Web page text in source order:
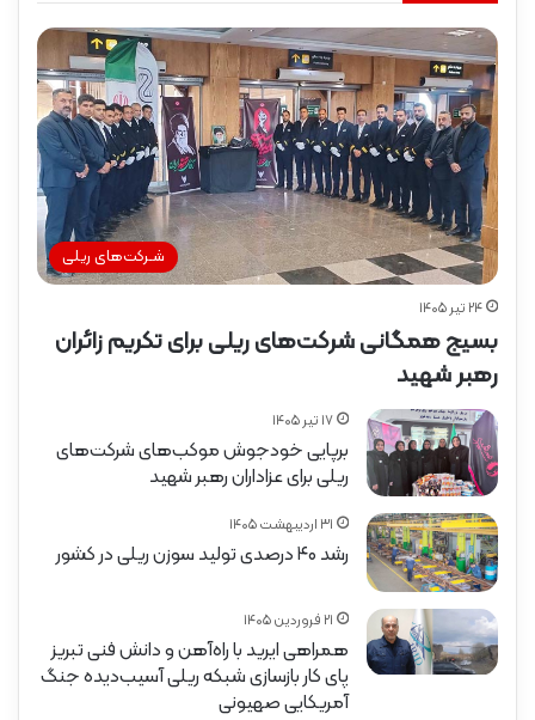
شـرکت‌های ریلی
۲۴ تیر ۱۴۰۵
بسیج همگانی شرکت‌های ریلی برای تکریم زائران
رهبر شهید
۱۷ تیر ۱۴۰۵
برپایی خودجوش موکب‌های شرکت‌های
ریلی برای عزاداران رهبر شهید
۳۱ اردیبهشت ۱۴۰۵
رشد ۴۰ درصدی تولید سوزن ریلی در کشور
۲۱ فروردین ۱۴۰۵
همراهی ایرید با راه‌آهن و دانش فنی تبریز
پای کار بازسازی شبکه ریلی آسیب‌دیده جنگ
آمریکایی صهیونی